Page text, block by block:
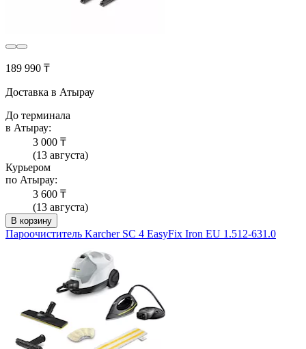
189 990 ₸
Доставка в Атырау
До терминала
в Атырау:
3 000 ₸
(13 августа)
Курьером
по Атырау:
3 600 ₸
(13 августа)
В корзину
Пароочиститель Karcher SC 4 EasyFix Iron EU 1.512-631.0